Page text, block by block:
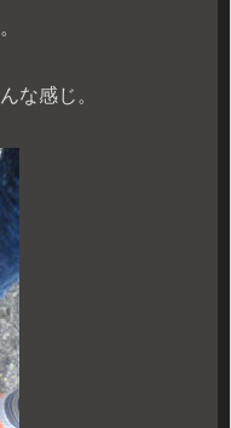
な感じ。